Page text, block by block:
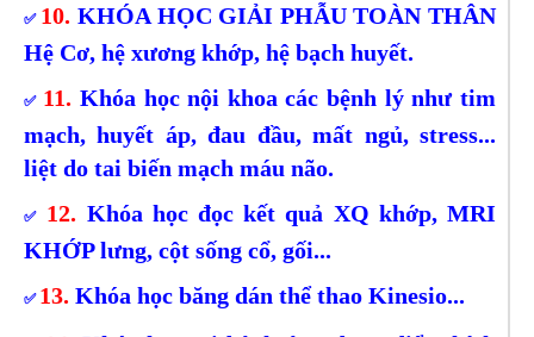
✅ 10. KHÓA HỌC GIẢI PHẪU TOÀN THÂN
Hệ Cơ, hệ xương khớp, hệ bạch huyết.
✅ 11. Khóa học nội khoa các bệnh lý như tim
mạch, huyết áp, đau đầu, mất ngủ, stress...
liệt do tai biến mạch máu não.
✅ 12. Khóa học đọc kết quả XQ khớp, MRI
KHỚP lưng, cột sống cổ, gối...
✅ 13. Khóa học băng dán thể thao Kinesio...